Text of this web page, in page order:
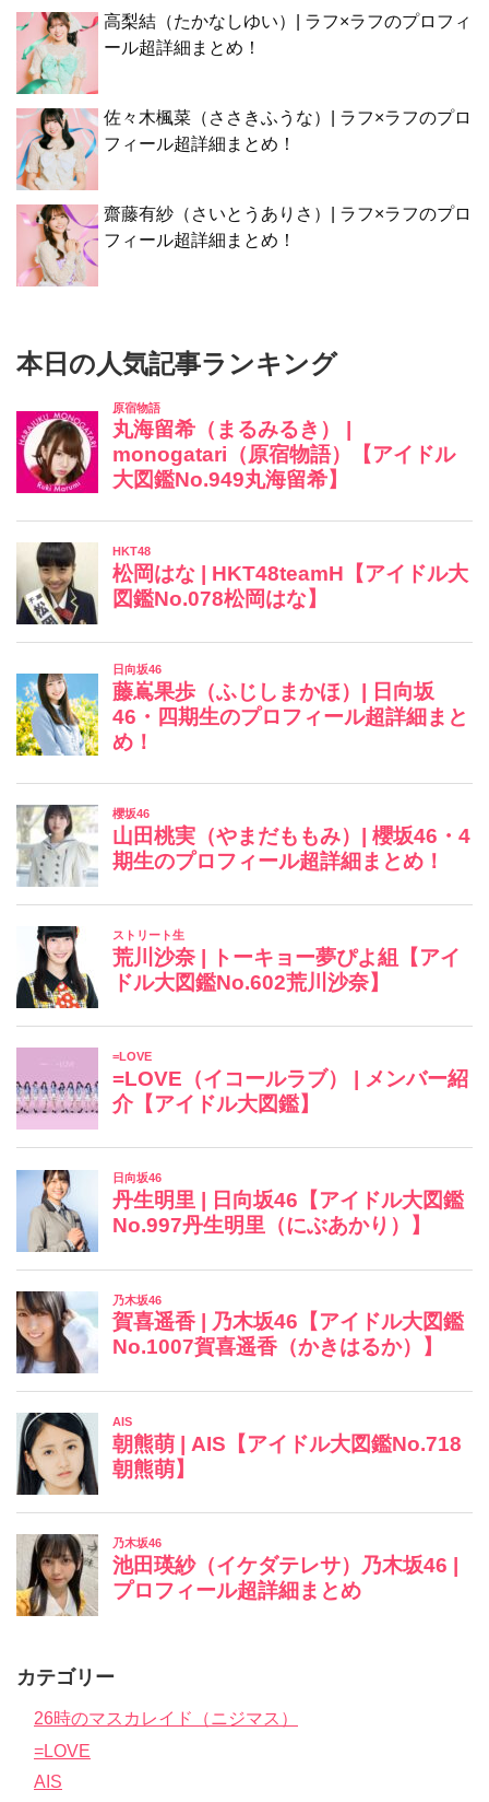
高梨結（たかなしゆい）| ラフ×ラフのプロフィ
ール超詳細まとめ！
佐々木楓菜（ささきふうな）| ラフ×ラフのプロ
フィール超詳細まとめ！
齋藤有紗（さいとうありさ）| ラフ×ラフのプロ
フィール超詳細まとめ！
本日の人気記事ランキング
カテゴリー
26時のマスカレイド（ニジマス）
=LOVE
AIS